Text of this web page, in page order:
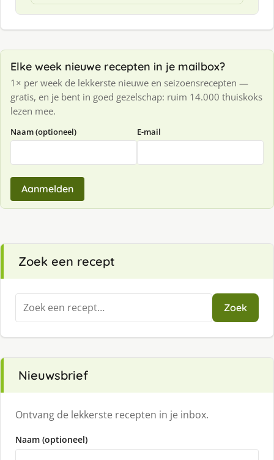
Elke week nieuwe recepten in je mailbox?
1× per week de lekkerste nieuwe en seizoensrecepten —
gratis, en je bent in goed gezelschap: ruim 14.000 thuiskoks
lezen mee.
Naam (optioneel) E-mail
Aanmelden
Zoek een recept
Zoeken
naar:
Zoek
Nieuwsbrief
Ontvang de lekkerste recepten in je inbox.
Naam (optioneel)